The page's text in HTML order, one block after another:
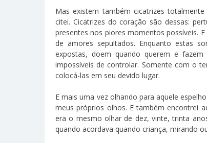
Mas existem também cicatrizes
citei. Cicatrizes do coração são dessas:
presentes nos piores momentos possíveis.
de amores sepultados. Enquanto estas
expostas, doem quando querem e
impossíveis de controlar. Somente com o
colocá-las em seu devido lugar.
E mais uma vez olhando para aquele
meus próprios olhos. E também encontrei
era o mesmo olhar de dez, vinte, trinta
quando acordava quando criança, mirando